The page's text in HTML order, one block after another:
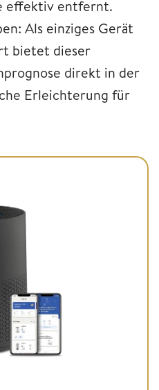
effektiv entfernt.
Als einziges Gerät
bietet dieser
direkt in der
Erleichterung für